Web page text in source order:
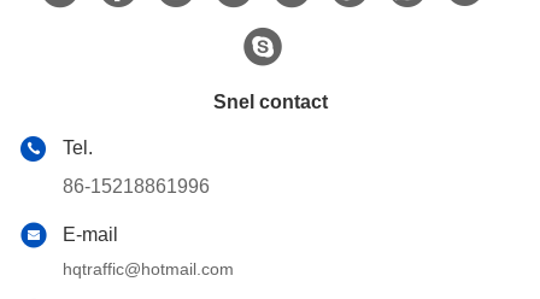
Snel contact
Tel.
86-15218861996
E-mail
hqtraffic@hotmail.com